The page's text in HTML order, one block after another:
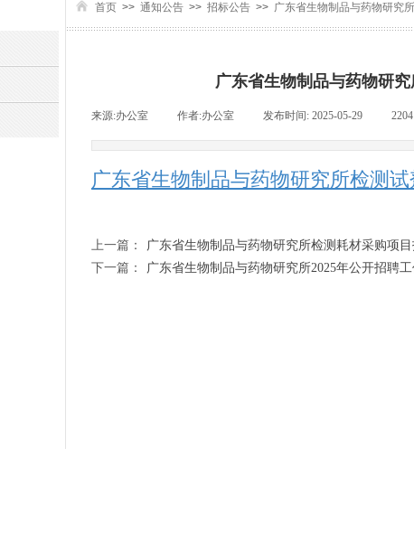
首页 >> 通知公告 >> 招标公告 >> 广东省生物制品与药物研究
广东省生物制品与药物研
来源:办公室 作者:办公室 发布时间: 2025-05-29 2204
广东省生物制品与药物研究所检测
上一篇：
广东省生物制品与药物研究所检测耗材采购项
下一篇：
广东省生物制品与药物研究所2025年公开招聘